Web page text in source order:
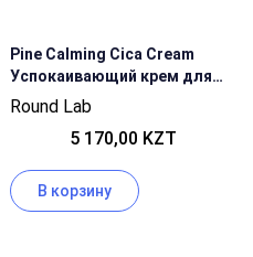
Pine Calming Cica Cream
Успокаивающий крем для
чувствительной, жирной и
Round Lab
5 170,00 KZT
В корзину